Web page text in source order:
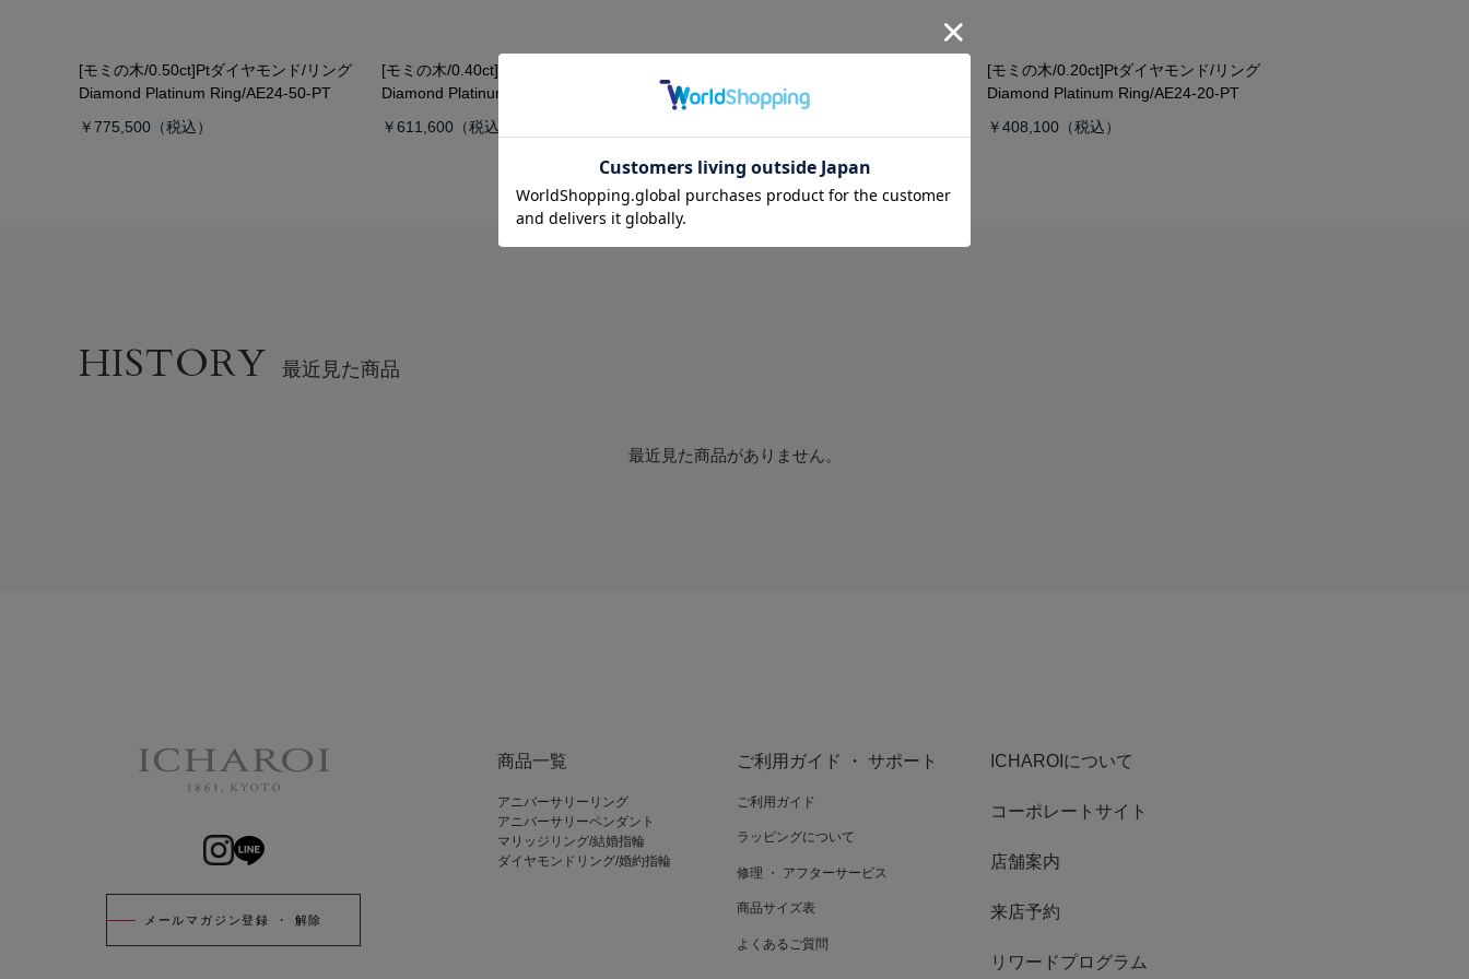
[モミの木/0.50ct]Ptダイヤモンド/リング
Diamond Platinum Ring/AE24-50-PT
￥775,500
[モミの木/0.40ct]Ptダイヤモンド/リング
Diamond Platinum Ring/AE24-40-PT
￥611,600
Diamond Platinum Ring/AE24-30-PT
[モミの木/0.20ct]Ptダイヤモンド/リング
Diamond Platinum Ring/AE24-20-PT
￥408,100
HISTORY
最近見た商品がありません。
メールマガジン登録 ・ 解除
商品一覧
アニバーサリーリング
アニバーサリーペンダント
マリッジリング/結婚指輪
ダイヤモンドリング/婚約指輪
ご利用ガイド ・ サポート
ご利用ガイド
ラッピングについて
修理 ・ アフターサービス
商品サイズ表
よくあるご質問
ICHAROIについて
コーポレートサイト
店舗案内
来店予約
リワードプログラム